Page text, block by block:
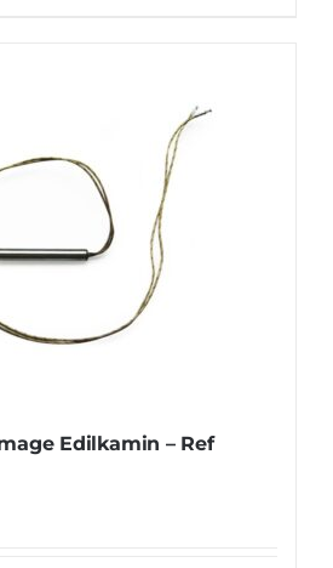
Edilkamin – Ref